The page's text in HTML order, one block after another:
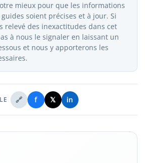
mieux pour que les informations
soient précises et à jour. Si
relevé des inexactitudes dans cet
à nous le signaler en laissant un
et nous y apporterons les
🔗 f 𝕏 in